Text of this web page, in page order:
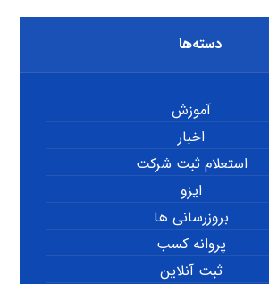
دسته‌ها
آموزش
اخبار
استعلام ثبت شرکت
ایزو
بروزرسانی ها
پروانه کسب
ثبت آنلاین